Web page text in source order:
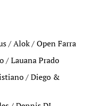
/ Alok / Open Farra
/ Lauana Prado
/ Diego &